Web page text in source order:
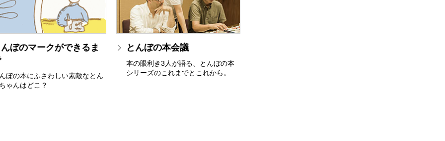
ぼのマークができるま
ぼの本にふさわしい素敵なとん
ゃんはどこ？
とんぼの本会議
本の眼利き3人が語る、とんぼの本
シリーズのこれまでとこれから。